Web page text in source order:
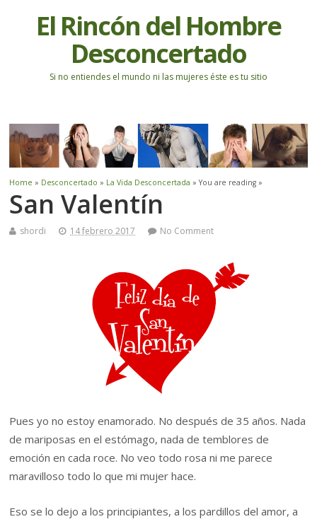
El Rincón del Hombre
Desconcertado
Si no entiendes el mundo ni las mujeres éste es tu sitio
Home » Desconcertado » La Vida Desconcertada » You are reading »
San Valentín
shordi 14 febrero 2017 No Comment
Pues yo no estoy enamorado. No después de 35 años. Nada
de mariposas en el estómago, nada de temblores de
emoción en cada roce. No veo todo rosa ni me parece
maravilloso todo lo que mi mujer hace.
Eso se lo dejo a los principiantes, a los pardillos del amor, a